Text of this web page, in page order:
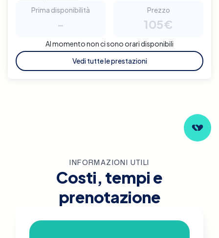
Prima disponibilità
-
Prezzo
105€
Al momento non ci sono orari disponibili
Vedi tutte le prestazioni
INFORMAZIONI UTILI
Costi, tempi e
prenotazione